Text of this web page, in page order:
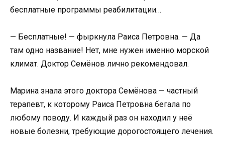
бесплатные программы реабилитации…
— Бесплатные! — фыркнула Раиса Петровна. — Да
там одно название! Нет, мне нужен именно морской
климат. Доктор Семёнов лично рекомендовал.
Марина знала этого доктора Семёнова — частный
терапевт, к которому Раиса Петровна бегала по
любому поводу. И каждый раз он находил у неё
новые болезни, требующие дорогостоящего лечения.